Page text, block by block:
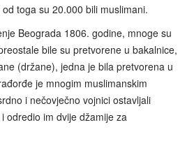
toga su 20.000 bili muslimani.
Beograda 1806. godine, mnoge su
bile su pretvorene u bakalnice,
(držane), jedna je bila pretvorena u
je mnogim muslimanskim
i nečovječno vojnici ostavljali
im dvije džamije za